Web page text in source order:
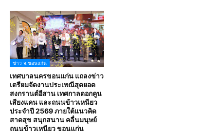
ข่าว จ.ขอนแก่น
เทศบาลนครขอนแก่น แถลงข่าว
เตรียมจัดงานประเพณีสุดยอด
สงกรานต์อีสาน เทศกาลดอกคูน
เสียงแคน และถนนข้าวเหนียว
ประจำปี 2569 ภายใต้แนวคิด
สาดสุข สนุกสนาน คลื่นมนุษย์
ถนนข้าวเหนียว ขอนแก่น